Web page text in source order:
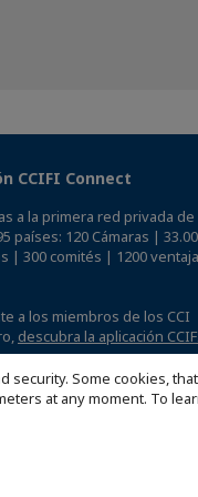
Some cookies,
at any moment. To
CCIFI Connect
a la primera red privada de
países: 120 Cámaras |
| 300 comités | 1200
a los miembros de los CCI
descubra la aplicación